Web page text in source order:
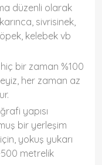
düzenli olarak
sivrisinek,
kelebek vb
bir zaman %100
her zaman az
yapısı
bir yerleşim
yokuş yukarı
500 metrelik